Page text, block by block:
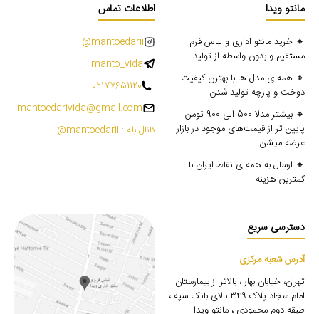
مانتو ویدا
🔸 خرید مانتو اداری و لباس فرم
مستقیم و بدون واسطه از تولید
🔸 همه ی مدل ها با بهترن کیفیت
دوخت و پارچه تولید شدن
🔸 بیشتر مدلا 500 الی 900 تومن
پایین تر از قیمت‌های موجود در بازار
عرضه میشن
🔸 ارسال به همه ی نقاط ایران با
کمترین هزینه
اطلاعات تماس
mantoedarii@
manto_vida
02177651120
mantoedarivida@gmail.com
کانال بله : mantoedarii@
دسترسی سریع
آدرس شعبه مرکزی
تهران، خیابان بهار ، بالاتر از بیمارستان
امام سجاد پلاک ۳۴۹ بالای بانک سپه ،
طبقه دوم محمودی ، مانتو ویدا